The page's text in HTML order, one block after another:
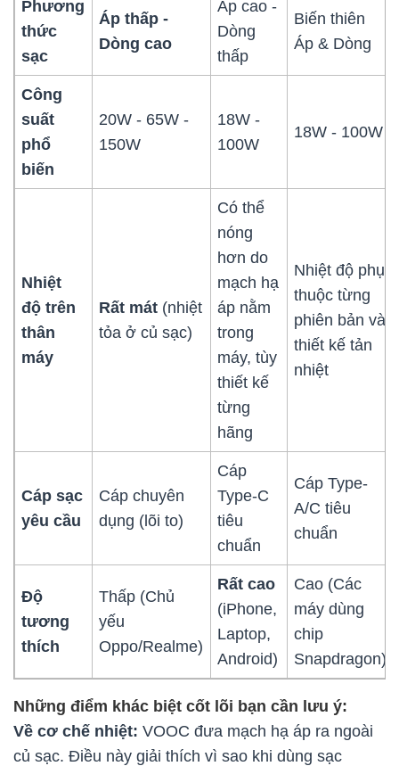
Phương
thức
sạc
Áp thấp -
Dòng cao
Áp cao -
Dòng
thấp
Biến thiên
Áp & Dòng
Công
suất
phổ
biến
20W - 65W -
150W
18W -
100W
18W - 100W
Nhiệt
độ trên
thân
máy
Rất mát (nhiệt
tỏa ở củ sạc)
Có thể
nóng
hơn do
mạch hạ
áp nằm
trong
máy, tùy
thiết kế
từng
hãng
Nhiệt độ phụ
thuộc từng
phiên bản và
thiết kế tản
nhiệt
Cáp sạc
yêu cầu
Cáp chuyên
dụng (lõi to)
Cáp
Type-C
tiêu
chuẩn
Cáp Type-
A/C tiêu
chuẩn
Độ
tương
thích
Thấp (Chủ
yếu
Oppo/Realme)
Rất cao
(iPhone,
Laptop,
Android)
Cao (Các
máy dùng
chip
Snapdragon)
Những điểm khác biệt cốt lõi bạn cần lưu ý:
Về cơ chế nhiệt: VOOC đưa mạch hạ áp ra ngoài
củ sạc. Điều này giải thích vì sao khi dùng sạc